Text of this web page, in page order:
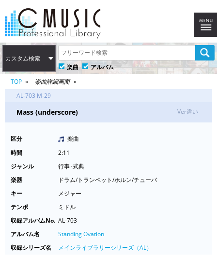
カスタム検索
楽曲
アルバム
TOP
楽曲詳細画面
AL-703 M-29
Mass (underscore) Ver違い
区分
楽曲
時間
2:11
ジャンル
行事･式典
楽器
ドラム/トランペット/ホルン/チューバ
キー
メジャー
テンポ
ミドル
収録アルバムNo. AL-703
アルバム名
Standing Ovation
収録シリーズ名
メインライブラリーシリーズ（AL）